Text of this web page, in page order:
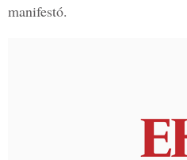
manifestó.